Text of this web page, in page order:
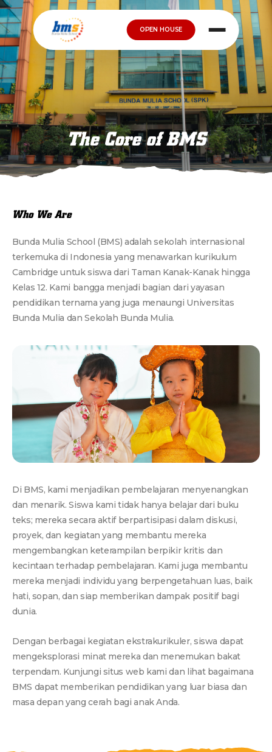
OPEN HOUSE
The Core of BMS
Who We Are
Bunda Mulia School (BMS) adalah sekolah internasional
terkemuka di Indonesia yang menawarkan kurikulum
Cambridge untuk siswa dari Taman Kanak-Kanak hingga
Kelas 12. Kami bangga menjadi bagian dari yayasan
pendidikan ternama yang juga menaungi Universitas
Bunda Mulia dan Sekolah Bunda Mulia.
Di BMS, kami menjadikan pembelajaran menyenangkan
dan menarik. Siswa kami tidak hanya belajar dari buku
teks; mereka secara aktif berpartisipasi dalam diskusi,
proyek, dan kegiatan yang membantu mereka
mengembangkan keterampilan berpikir kritis dan
kecintaan terhadap pembelajaran. Kami juga membantu
mereka menjadi individu yang berpengetahuan luas, baik
hati, sopan, dan siap memberikan dampak positif bagi
dunia.
Dengan berbagai kegiatan ekstrakurikuler, siswa dapat
mengeksplorasi minat mereka dan menemukan bakat
terpendam. Kunjungi situs web kami dan lihat bagaimana
BMS dapat memberikan pendidikan yang luar biasa dan
masa depan yang cerah bagi anak Anda.